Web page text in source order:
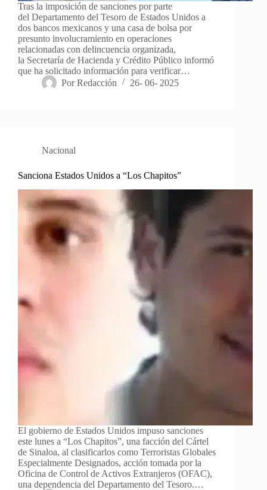
Tras la imposición de sanciones por parte
del Departamento del Tesoro de Estados Unidos a
dos bancos mexicanos y una casa de bolsa por
presunto involucramiento en operaciones
relacionadas con delincuencia organizada,
la Secretaría de Hacienda y Crédito Público informó
que ha solicitado información para verificar…
Por Redacción 26- 06- 2025
Nacional
Sanciona Estados Unidos a “Los Chapitos”
El gobierno de Estados Unidos impuso sanciones
este lunes a “Los Chapitos”, una facción del Cártel
de Sinaloa, al clasificarlos como Terroristas Globales
Especialmente Designados, acción tomada por la
Oficina de Control de Activos Extranjeros (OFAC),
una dependencia del Departamento del Tesoro.…